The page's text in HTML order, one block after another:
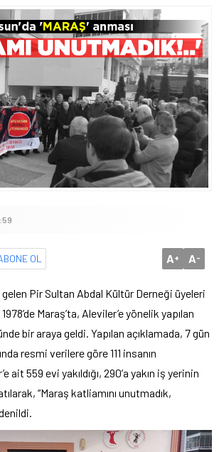
OL A+ A-
gelen Pir Sultan Abdal Kültür Derneği üyeleri
Maraş’ta, Aleviler’e yönelik yapılan
bir araya geldi. Yapılan açıklamada, 7 gün
resmi verilere göre 111 insanın
ait 559 evi yakıldığı, 290’a yakın iş yerinin
“Maraş katliamını unutmadık,